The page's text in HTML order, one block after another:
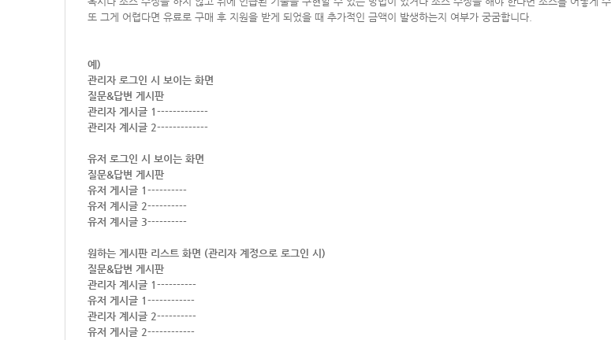
또 그게 어렵다면 유료로 구매 후 지원을 받게 되었을 때 추가적인 금액이 발생하는지 여부가 궁굼합니다.
예)
관리자 로그인 시 보이는 화면
질문&답변 게시판
관리자 게시글 1-------------
관리자 계시글 2-------------
유저 로그인 시 보이는 화면
질문&답변 게시판
유저 게시글 1----------
유저 계시글 2----------
유저 계시글 3----------
원하는 게시판 리스트 화면 (관리자 계정으로 로그인 시)
질문&답변 게시판
관리자 계시글 1----------
유저 게시글 1------------
관리자 계시글 2----------
유저 게시글 2------------